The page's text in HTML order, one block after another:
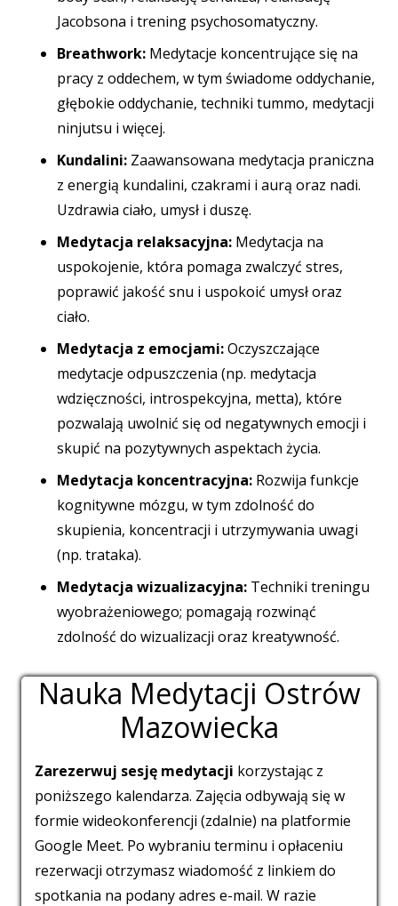
Jacobsona i trening psychosomatyczny.
Breathwork: Medytacje koncentrujące się na
pracy z oddechem, w tym świadome oddychanie,
głębokie oddychanie, techniki tummo, medytacji
ninjutsu i więcej.
Kundalini: Zaawansowana medytacja praniczna
z energią kundalini, czakrami i aurą oraz nadi.
Uzdrawia ciało, umysł i duszę.
Medytacja relaksacyjna: Medytacja na
uspokojenie, która pomaga zwalczyć stres,
poprawić jakość snu i uspokoić umysł oraz
ciało.
Medytacja z emocjami:Oczyszczające
medytacje odpuszczenia (np. medytacja
wdzięczności, introspekcyjna, metta), które
pozwalają uwolnić się od negatywnych emocji i
skupić na pozytywnych aspektach życia.
Medytacja koncentracyjna: Rozwija funkcje
kognitywne mózgu, w tym zdolność do
skupienia, koncentracji i utrzymywania uwagi
(np. trataka).
Medytacja wizualizacyjna: Techniki treningu
wyobrażeniowego; pomagają rozwinąć
zdolność do wizualizacji oraz kreatywność.
Nauka Medytacji Ostrów
Mazowiecka
Zarezerwuj sesję medytacji korzystając z
poniższego kalendarza. Zajęcia odbywają się w
formie wideokonferencji (zdalnie) na platformie
Google Meet. Po wybraniu terminu i opłaceniu
rezerwacji otrzymasz wiadomość z linkiem do
spotkania na podany adres e-mail. W razie